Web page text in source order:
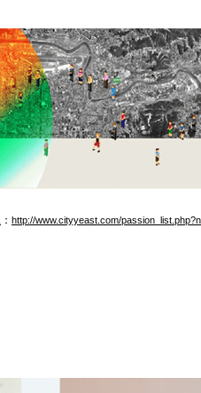
： http://www.cityyeast.com/